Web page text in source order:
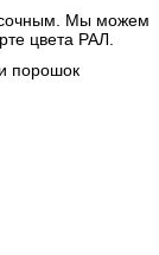
Мы можем
цвета РАЛ.
порошок